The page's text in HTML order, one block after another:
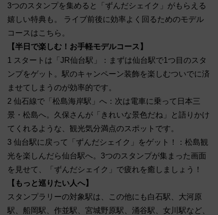
3つのスタンプを集めると「ずんだシェイク」がもらえる
嬉しい特典も。 ライブ前後に効率よく回るためのモデル
コースはこちら。
【半日で楽しむ！お手軽モデルコース】
1 スタートは「JR仙台駅」：まずは仙台駅で1つ目のスタ
ンプをゲット。駅のキャンペーン装飾を楽しむついでに済
ませてしまうのが効率的です。
2 仙石線で「松島海岸駅」へ：次は電車に乗って日本三
景・松島へ。久保さんが「きれいな景色だね」と語りかけ
てくれるような、観光気分満点のスポットです。
3 仙台駅に戻って「ずんだシェイク」をゲット！：松島観
光を楽しんだら仙台駅へ。3つのスタンプが集まった画面
を見せて、「ずんだシェイク」で疲れを癒しましょう！
【もっと巡りたい人へ】
スタンプラリーの対象駅は、この他にも白石駅、大河原
駅、船岡駅、作並駅、宮城野原駅、涌谷駅、女川駅など、